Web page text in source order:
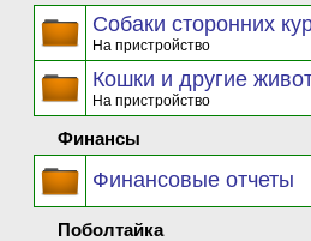
Собаки сторонних
На пристройство
Кошки и другие
На пристройство
Финансы
Финансовые отчеты
Поболтайка